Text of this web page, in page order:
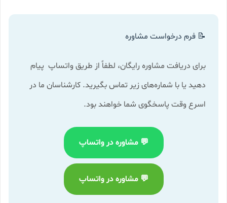
📝 فرم درخواست مشاوره
برای دریافت مشاوره رایگان، لطفاً از طریق واتساپ پیام
دهید یا با شماره‌های زیر تماس بگیرید. کارشناسان ما در
اسرع وقت پاسخگوی شما خواهند بود.
💬 مشاوره در واتساپ
💬 مشاوره در واتساپ